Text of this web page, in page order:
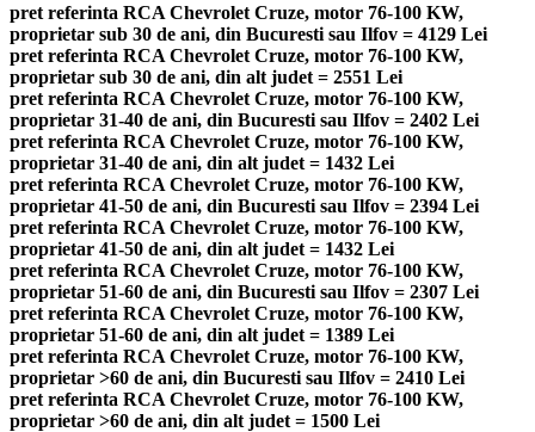
pret referinta RCA Chevrolet Cruze, motor 76-100 KW,
proprietar sub 30 de ani, din Bucuresti sau Ilfov = 4129 Lei
pret referinta RCA Chevrolet Cruze, motor 76-100 KW,
proprietar sub 30 de ani, din alt judet = 2551 Lei
pret referinta RCA Chevrolet Cruze, motor 76-100 KW,
proprietar 31-40 de ani, din Bucuresti sau Ilfov = 2402 Lei
pret referinta RCA Chevrolet Cruze, motor 76-100 KW,
proprietar 31-40 de ani, din alt judet = 1432 Lei
pret referinta RCA Chevrolet Cruze, motor 76-100 KW,
proprietar 41-50 de ani, din Bucuresti sau Ilfov = 2394 Lei
pret referinta RCA Chevrolet Cruze, motor 76-100 KW,
proprietar 41-50 de ani, din alt judet = 1432 Lei
pret referinta RCA Chevrolet Cruze, motor 76-100 KW,
proprietar 51-60 de ani, din Bucuresti sau Ilfov = 2307 Lei
pret referinta RCA Chevrolet Cruze, motor 76-100 KW,
proprietar 51-60 de ani, din alt judet = 1389 Lei
pret referinta RCA Chevrolet Cruze, motor 76-100 KW,
proprietar >60 de ani, din Bucuresti sau Ilfov = 2410 Lei
pret referinta RCA Chevrolet Cruze, motor 76-100 KW,
proprietar >60 de ani, din alt judet = 1500 Lei